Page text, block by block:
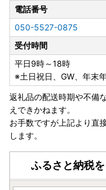
電話番号
050-5527-0875
受付時間
平日9時～18時
※土日祝日、GW、年末
返礼品の配送時期や不備
えできかねます。
お手数ですが上記より直
します。
ふるさと納税